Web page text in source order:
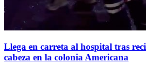
Llega en carreta al hospital tras
cabeza en la colonia Americana